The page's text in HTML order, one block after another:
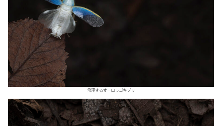
飛翔するオーロラゴキブリ